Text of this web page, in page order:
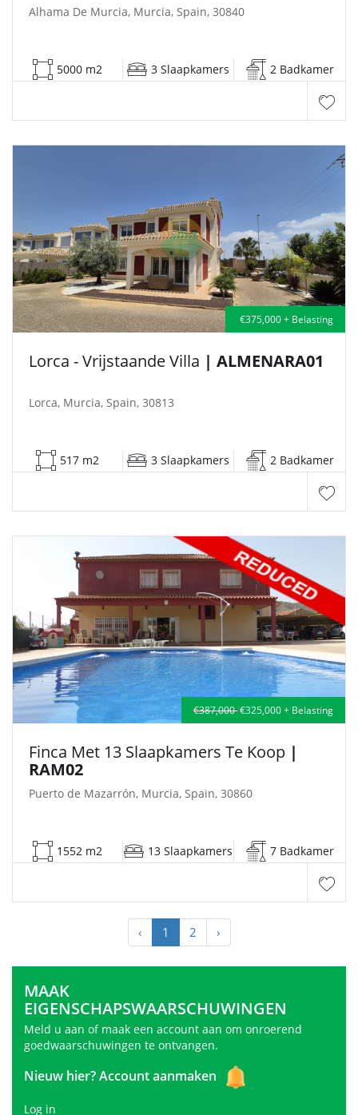
Alhama De Murcia, Murcia, Spain, 30840
5000 m2 3 Slaapkamers 2 Badkamer
€375,000 + Belasting
Lorca - Vrijstaande Villa | ALMENARA01
Lorca, Murcia, Spain, 30813
517 m2 3 Slaapkamers 2 Badkamer
€387,000€325,000 + Belasting
Finca Met 13 Slaapkamers Te Koop |
RAM02
Puerto de Mazarrón, Murcia, Spain, 30860
1552 m2 13 Slaapkamers 7 Badkamer
‹ 1 2 ›
MAAK
EIGENSCHAPSWAARSCHUWINGEN
Meld u aan of maak een account aan om onroerend
goedwaarschuwingen te ontvangen.
Nieuw hier?Account aanmaken
Log in